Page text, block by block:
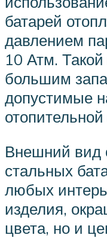
батарей
давлением
10 Атм. Такой
большим
допустимые
Внешний вид
стальных
любых
изделия,
цвета, но и